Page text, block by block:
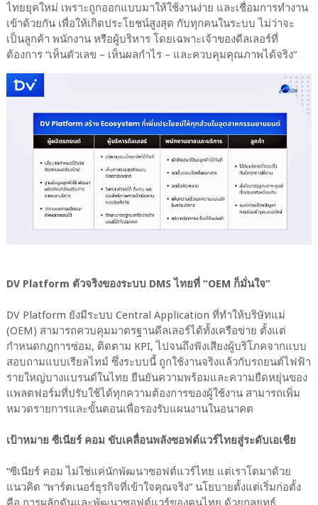
ไทยยุคใหม่ เพราะถูกออกแบบมาให้ใช้งานง่าย และเชื่อมการทำงาน
เข้าด้วยกัน เพื่อให้เกิดประโยชน์สูงสุด กับทุกคนในระบบ ไม่ว่าจะ
เป็นลูกค้า พนักงาน หรือผู้บริหาร โดยเฉพาะเจ้าของดีลเลอร์ที่
ต้องการ “เห็นตัวเลข – เห็นผลกำไร – และควบคุมคุณภาพได้จริง”
DV Platform ตัวจริงของระบบ DMS ไทยที่ “OEM ก็มั่นใจ”
DV Platform ยังมีระบบ Central Application ที่ทำให้บริษัทแม่
(OEM) สามารถควบคุมมาตรฐานดีลเลอร์ได้ทั้งเครือข่าย ตั้งแต่
กำหนดกฎการซ่อม, ติดตาม KPI, ไปจนถึงฟังเสียงผู้บริโภคจากแบบ
สอบถามแบบเรียลไทม์ ซึ่งระบบนี้ ถูกใช้งานจริงแล้วกับรถยนต์ไฟฟ้า
รายใหญ่บางแบรนด์ในไทย ยืนยันความพร้อมและความยืดหยุ่นของ
แพลตฟอร์มที่ปรับใช้ได้ทุกความต้องการของผู้ใช้งาน สามารถเพิ่ม
หมวดรายการและขั้นตอนเพื่อรองรับแผนงานในอนาคต
เป้าหมาย ซีเนียร์ คอม ขับเคลื่อนพลังซอฟต์แวร์ไทยสู่ระดับเอเชีย
“ซีเนียร์ คอม ไม่ใช่แค่นักพัฒนาซอฟต์แวร์ไทย แต่เราโตมาด้วย
แนวคิด “พาร์ตเนอร์ธุรกิจที่เข้าใจคุณจริง” นโยบายตั้งแต่เริ่มก่อตั้ง